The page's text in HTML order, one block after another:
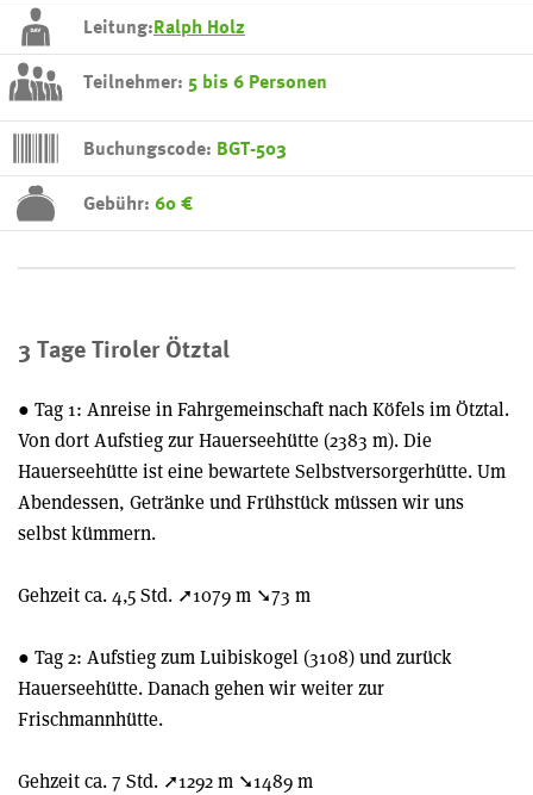
Leitung:Ralph Holz
Teilnehmer: 5 bis 6 Personen
Buchungscode: BGT-503
Gebühr: 60 €
3 Tage Tiroler Ötztal
● Tag 1: Anreise in Fahrgemeinschaft nach Köfels im Ötztal.
Von dort Aufstieg zur Hauerseehütte (2383 m). Die
Hauerseehütte ist eine bewartete Selbstversorgerhütte. Um
Abendessen, Getränke und Frühstück müssen wir uns
selbst kümmern.
Gehzeit ca. 4,5 Std. ➚1079 m ➘73 m
● Tag 2: Aufstieg zum Luibiskogel (3108) und zurück
Hauerseehütte. Danach gehen wir weiter zur
Frischmannhütte.
Gehzeit ca. 7 Std. ➚1292 m ➘1489 m